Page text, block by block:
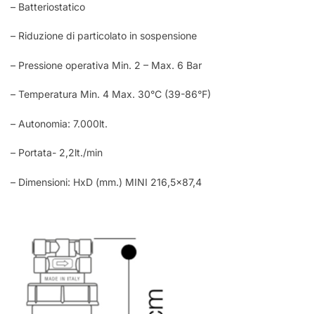
– Batteriostatico
– Riduzione di particolato in sospensione
– Pressione operativa Min. 2 – Max. 6 Bar
– Temperatura Min. 4 Max. 30°C (39-86°F)
– Autonomia: 7.000lt.
– Portata- 2,2lt./min
– Dimensioni: HxD (mm.) MINI 216,5×87,4